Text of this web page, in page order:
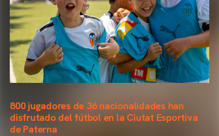
800 jugadores de 36 nacionalidades han
disfrutado del fútbol en la Ciutat Esportiva
de Paterna